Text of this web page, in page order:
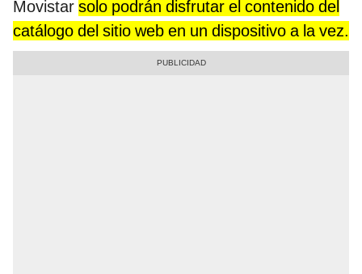
Movistar solo podrán disfrutar el contenido del
catálogo del sitio web en un dispositivo a la vez.